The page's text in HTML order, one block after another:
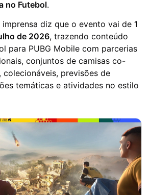
no Futebol.
diz que o evento vai de 1
de 2026, trazendo conteúdo
para PUBG Mobile com parcerias
conjuntos de camisas co-
previsões de
temáticas e atividades no estilo